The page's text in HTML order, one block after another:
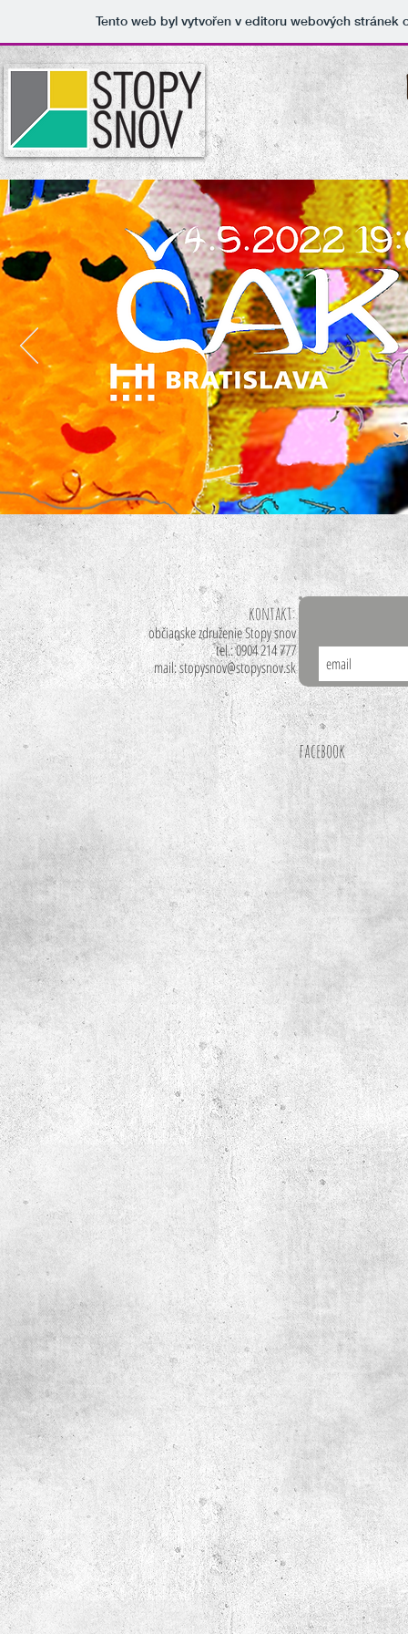
Tento web byl vytvořen v editoru webových stránek
kontakt:
občianske združenieStopy snov
tel.: 0904 214 777
mail:stopysnov@stopysnov.sk
facebook